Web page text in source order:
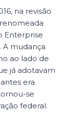
na revisão
Enterprise
A mudança
ao lado de
já adotavam
era
se
federal.